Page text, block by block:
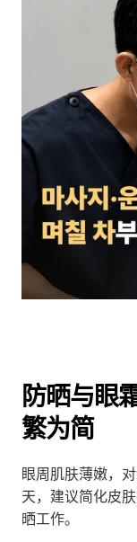
防晒与眼
繁为简
眼周肌肤薄嫩，
天，建议简化皮
晒工作。